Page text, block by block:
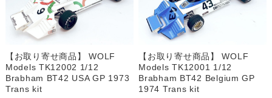
【お取り寄せ商品】 WOLF
Models TK12002 1/12
Brabham BT42 USA GP 1973
Trans kit
【お取り寄せ商品】 WOLF
Models TK12001 1/12
Brabham BT42 Belgium GP
1974 Trans kit